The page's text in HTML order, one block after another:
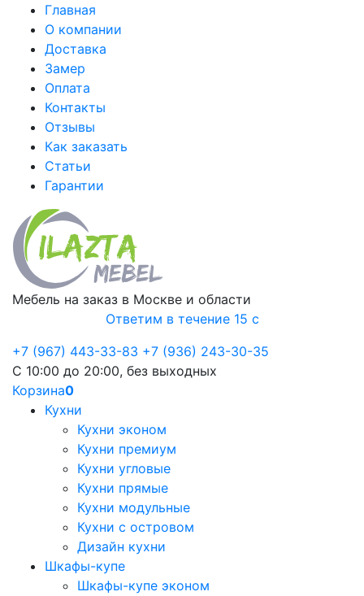
Главная
О компании
Доставка
Замер
Оплата
Контакты
Отзывы
Как заказать
Статьи
Гарантии
Мебель на заказ в Москве и области
Ответим в течение 15 с
+7 (967) 443-33-83 +7 (936) 243-30-35
С 10:00 до 20:00, без выходных
Корзина0
Кухни
Кухни эконом
Кухни премиум
Кухни угловые
Кухни прямые
Кухни модульные
Кухни с островом
Дизайн кухни
Шкафы-купе
Шкафы-купе эконом